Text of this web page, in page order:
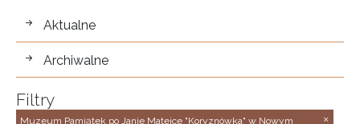
wystawy
Aktualne
Archiwalne
Filtry
Muzeum Pamiątek po Janie Matejce "Koryznówka" w Nowym